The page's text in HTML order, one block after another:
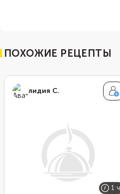
ПОХОЖИЕ РЕЦЕПТЫ
лидия С.
1 ч